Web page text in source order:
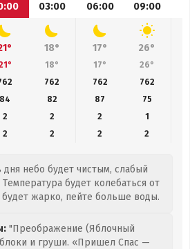
03:00 06:00 09:00
18° 17° 26°
18° 17° 26°
762 762 762
84
82 87 75
2
2 2
1
2
2 2 2
небо будет чистым, слабый
будет колебаться от
будет жарко, пейте больше воды.
"Преображение (Яблочный
и груши. «Пришел Спас —